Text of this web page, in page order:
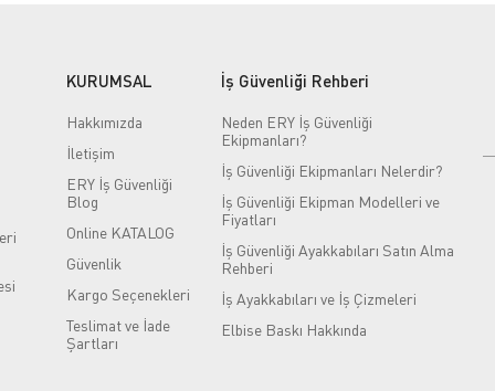
KURUMSAL
Hakkımızda
İletişim
ERY İş Güvenliği
Blog
Online KATALOG
Güvenlik
Kargo Seçenekleri
Teslimat ve İade
Şartları
İş Güvenliği Rehberi
Neden ERY İş Güvenliği
Ekipmanları?
İş Güvenliği Ekipmanları Nelerdir?
İş Güvenliği Ekipman Modelleri ve
Fiyatları
İş Güvenliği Ayakkabıları Satın Alma
Rehberi
İş Ayakkabıları ve İş Çizmeleri
Elbise Baskı Hakkında